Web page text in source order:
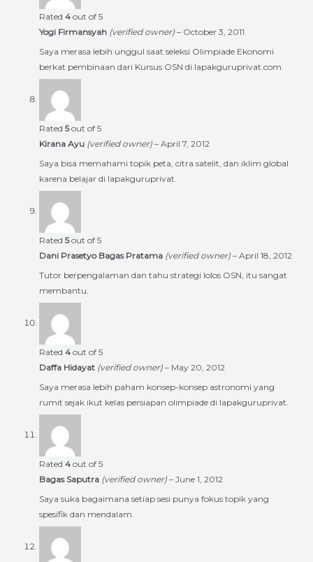
Rated 4 out of 5
Yogi Firmansyah (verified owner) – October 3, 2011
Saya merasa lebih unggul saat seleksi Olimpiade Ekonomi
berkat pembinaan dari Kursus OSN di lapakguruprivat.com.
Rated 5out of 5
Kirana Ayu (verified owner) – April 7, 2012
Saya bisa memahami topik peta, citra satelit, dan iklim global
karena belajar di lapakguruprivat.
Rated 5out of 5
Dani Prasetyo Bagas Pratama (verified owner) – April 18, 2012
Tutor berpengalaman dan tahu strategi lolos OSN, itu sangat
membantu.
Rated 4 out of 5
Daffa Hidayat (verified owner) – May 20, 2012
Saya merasa lebih paham konsep-konsep astronomi yang
rumit sejak ikut kelas persiapan olimpiade di lapakguruprivat.
Rated 4 out of 5
Bagas Saputra (verified owner) – June 1, 2012
Saya suka bagaimana setiap sesi punya fokus topik yang
spesifik dan mendalam.